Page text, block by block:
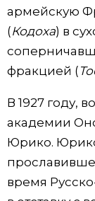
армейскую
(Кодоха) в
фракцией (
В 1927 году,
академии
Юрико.
время